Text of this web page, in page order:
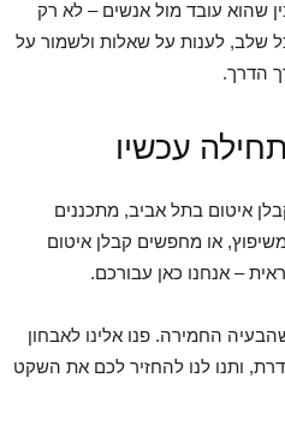
שהוא עובד מול אנשים – לא רק
שלב, לענות על שאלות ולשמור על
הדרך.
עכשיו
איטום בתל אביב, מתכננים
או מחפשים קבלן איטום
– אנחנו כאן עבורכם.
החמירה. פנו אלינו לאבחון
ותנו לנו להחזיר לכם את השקט